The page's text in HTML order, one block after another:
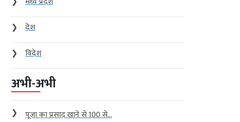
❯
देश
❯
विदेश
अभी-अभी
❯ पूजा का प्रसाद खाने से 100 से...